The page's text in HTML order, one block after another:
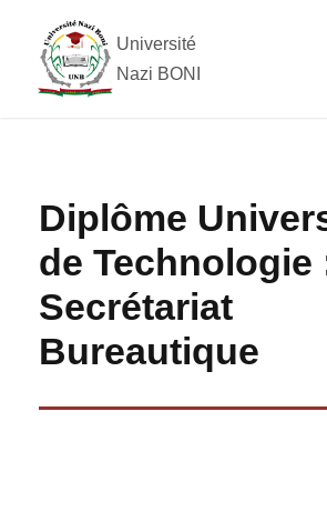
Université
Nazi BONI
Diplôme
de Technologie
Secrétariat
Bureautique